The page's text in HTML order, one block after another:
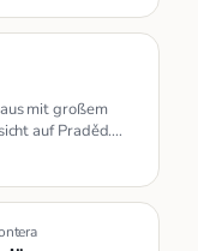
mit großem
auf Praděd.